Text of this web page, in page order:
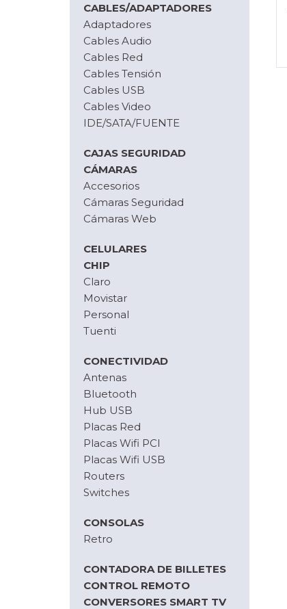
CABLES/ADAPTADORES
Adaptadores
Cables Audio
Cables Red
Cables Tensión
Cables USB
Cables Video
IDE/SATA/FUENTE
CAJAS SEGURIDAD
CÁMARAS
Accesorios
Cámaras Seguridad
Cámaras Web
CELULARES
CHIP
Claro
Movistar
Personal
Tuenti
CONECTIVIDAD
Antenas
Bluetooth
Hub USB
Placas Red
Placas Wifi PCI
Placas Wifi USB
Routers
Switches
CONSOLAS
Retro
CONTADORA DE BILLETES
CONTROL REMOTO
CONVERSORES SMART TV